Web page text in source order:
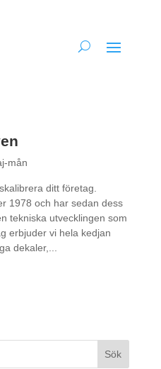
mån
ditt företag.
1978 och har sedan dess
tekniska utvecklingen som
erbjuder vi hela kedjan
dekaler,...